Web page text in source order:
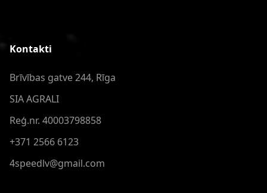
Kontakti
Brīvības gatve 244, Rīga
SIA AGRALI
Reģ.nr. 40003798858
+371 2566 6123
4speedlv@gmail.com